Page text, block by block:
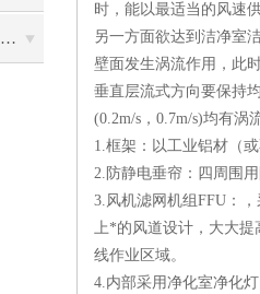
苏馨光电采购我公司千级洁净棚普通工作台一批（7月07日）已顺利交货
时，能以最适当的风速
另一方面欲达到洁净室
壁面发生涡流作用，此
垂直层流式方向要保持
(0.2m/s，0.7m/s)均有涡
1.框架：以工业铝材（
2.防静电垂帘：四周围
3.风机滤网机组FFU：
上*的风道设计，大大提
线作业区域。
4.内部采用净化室净化